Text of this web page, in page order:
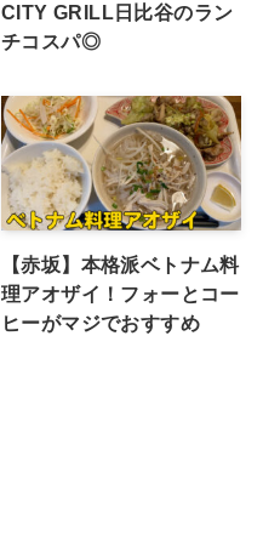
CITY GRILL日比谷のラン
チコスパ◎
【赤坂】本格派ベトナム料
理アオザイ！フォーとコー
ヒーがマジでおすすめ